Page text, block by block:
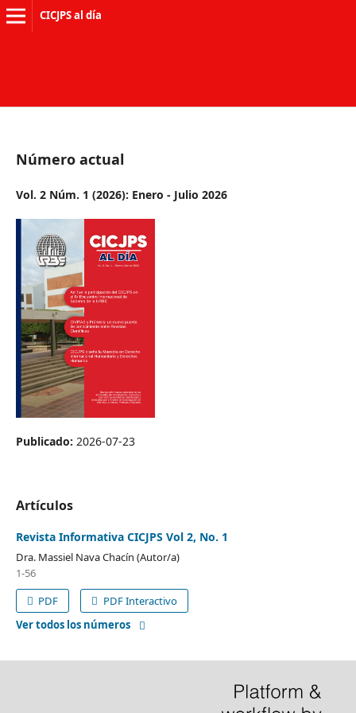
CICJPS al día
Número actual
Vol. 2 Núm. 1 (2026): Enero - Julio 2026
Publicado: 2026-07-23
Artículos
Revista Informativa CICJPS Vol 2, No. 1
Dra. Massiel Nava Chacín (Autor/a)
1-56
PDF
PDF Interactivo
Ver todos los números